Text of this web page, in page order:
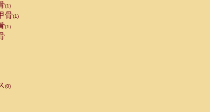
(1)
骨(1)
(1)
(0)